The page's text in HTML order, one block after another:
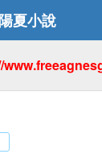
陽夏小說